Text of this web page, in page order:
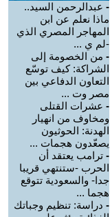
- عبدالرحمن السيد..
ماذا نعلم عن ابن
المهاجر المصري الذي
-لم ي ...
- من الخصومة إلى
الشراكة: كيف توسّع
التعاون الدفاعي بين
مصر وت ...
- عشرات القتلى
ومخاوف من انهيار
الهدنة: الحوثيون
يصعّدون هجمات ...
- ترامب يعتقد أن
الحرب -ستنتهي قريبا
جدا- والسعودية تتوقع
هجما ...
- دراسة: تنظيم وجباتك